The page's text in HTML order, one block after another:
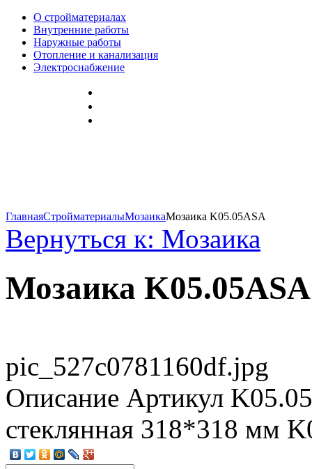
О стройматериалах
Внутренние работы
Наружные работы
Отопление и канализация
Электроснабжение
ГлавнаяСтройматериалыМозаикаМозаика K05.05ASA
Вернуться к: Мозаика
Мозаика K05.05ASA
pic_527c0781160df.jpg
Описание Артикул
стеклянная 318*318 мм